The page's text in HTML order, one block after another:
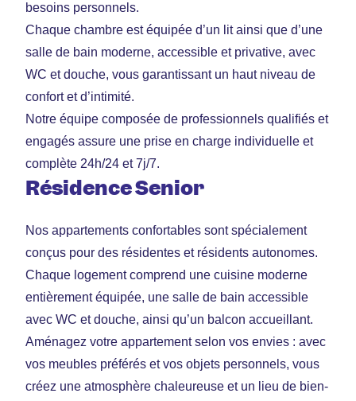
besoins personnels.
Chaque chambre est équipée d’un lit ainsi que d’une
salle de bain moderne, accessible et privative, avec
WC et douche, vous garantissant un haut niveau de
confort et d’intimité.
Notre équipe composée de professionnels qualifiés et
engagés assure une prise en charge individuelle et
complète 24h/24 et 7j/7.
Résidence Senior
Nos appartements confortables sont spécialement
conçus pour des résidentes et résidents autonomes.
Chaque logement comprend une cuisine moderne
entièrement équipée, une salle de bain accessible
avec WC et douche, ainsi qu’un balcon accueillant.
Aménagez votre appartement selon vos envies : avec
vos meubles préférés et vos objets personnels, vous
créez une atmosphère chaleureuse et un lieu de bien-